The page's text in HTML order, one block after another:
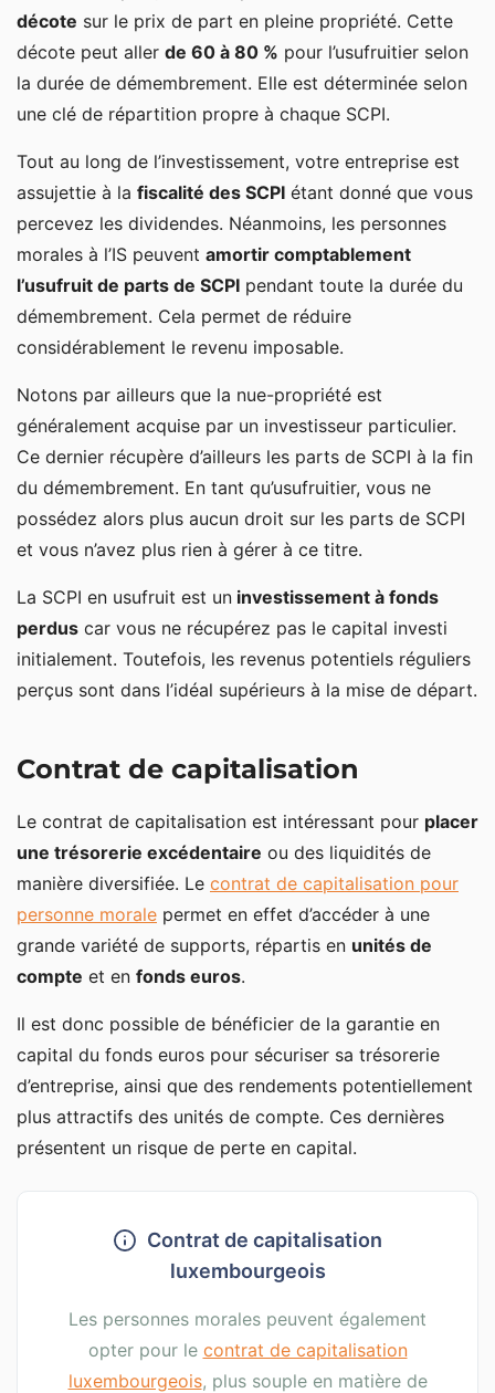
décote sur le prix de part en pleine propriété. Cette
décote peut aller de 60 à 80 % pour l’usufruitier selon
la durée de démembrement. Elle est déterminée selon
une clé de répartition propre à chaque SCPI.
Tout au long de l’investissement, votre entreprise est
assujettie à la fiscalité des SCPI étant donné que vous
percevez les dividendes. Néanmoins, les personnes
morales à l’IS peuvent amortir comptablement
l’usufruit de parts de SCPI pendant toute la durée du
démembrement. Cela permet de réduire
considérablement le revenu imposable.
Notons par ailleurs que la nue-propriété est
généralement acquise par un investisseur particulier.
Ce dernier récupère d’ailleurs les parts de SCPI à la fin
du démembrement. En tant qu’usufruitier, vous ne
possédez alors plus aucun droit sur les parts de SCPI
et vous n’avez plus rien à gérer à ce titre.
La SCPI en usufruit est un investissement à fonds
perdus car vous ne récupérez pas le capital investi
initialement. Toutefois, les revenus potentiels réguliers
perçus sont dans l’idéal supérieurs à la mise de départ.
Contrat de capitalisation
Le contrat de capitalisation est intéressant pour placer
une trésorerie excédentaire ou des liquidités de
manière diversifiée. Le contrat de capitalisation pour
personne morale permet en effet d’accéder à une
grande variété de supports, répartis en unités de
compte et en fonds euros.
Il est donc possible de bénéficier de la garantie en
capital du fonds euros pour sécuriser sa trésorerie
d’entreprise, ainsi que des rendements potentiellement
plus attractifs des unités de compte. Ces dernières
présentent un risque de perte en capital.
Contrat de capitalisation
luxembourgeois
Les personnes morales peuvent également
opter pour le contrat de capitalisation
luxembourgeois, plus souple en matière de